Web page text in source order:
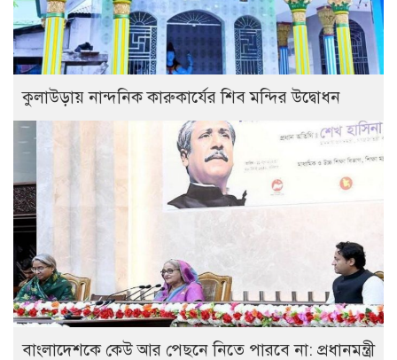
কুলাউড়ায় নান্দনিক কারুকার্যের শিব মন্দির উদ্বোধন
বাংলাদেশকে কেউ আর পেছনে নিতে পারবে না: প্রধানমন্ত্রী